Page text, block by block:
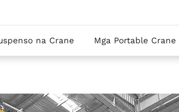
na Crane Mga Portable Crane